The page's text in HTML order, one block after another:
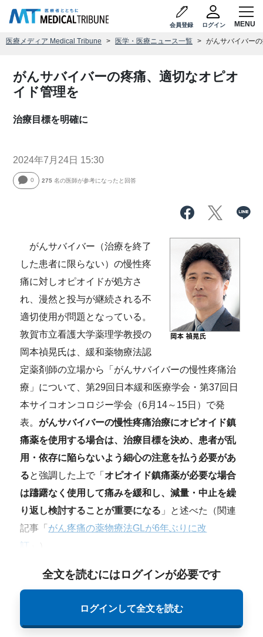
会員登録 ログイン
医療メディア Medical Tribune 医学・医療ニュース一覧 がんサバイバー
がんサバイバーの疼痛、適切なオピオ
イド管理を
治療目標を明確に
2024年7月24日 15:30
0 275 名の医師が参考になったと回答
がんサバイバー（治療を終了
した患者に限らない）の慢性疼
痛に対しオピオイドが処方さ
れ、漫然と投与が継続される不
適切使用が問題となっている。
敦賀市立看護大学薬理学教授の
岡本禎晃氏は、緩和薬物療法認
定薬剤師の立場から「がんサバイバーの慢性疼痛治
療」について、第29回日本緩和医療学会・第37回日
本サイコオンコロジー学会（6月14～15日）で発
表。がんサバイバーの慢性疼痛治療にオピオイド鎮
痛薬を使用する場合は、治療目標を決め、患者が乱
用・依存に陥らないよう細心の注意を払う必要があ
ると強調した上で「 オピオイド鎮痛薬が必要な場合
は躊躇なく使用して痛みを緩和し、減量・中止を繰
り返し検討することが重要になる 」と述べた（関連
記事「 がん疼痛の薬物療法GLが6年ぶりに改
訂
全文を読むにはログインが必要です
ログインして全文を読む